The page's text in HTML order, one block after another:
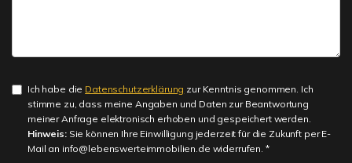
Ich habe die Datenschutzerklärung zur Kenntnis genommen. Ich
stimme zu, dass meine Angaben und Daten zur Beantwortung
meiner Anfrage elektronisch erhoben und gespeichert werden.
Hinweis:Sie können Ihre Einwilligung jederzeit für die Zukunft per E-
Mail an info@lebenswerteimmobilien.de widerrufen. *